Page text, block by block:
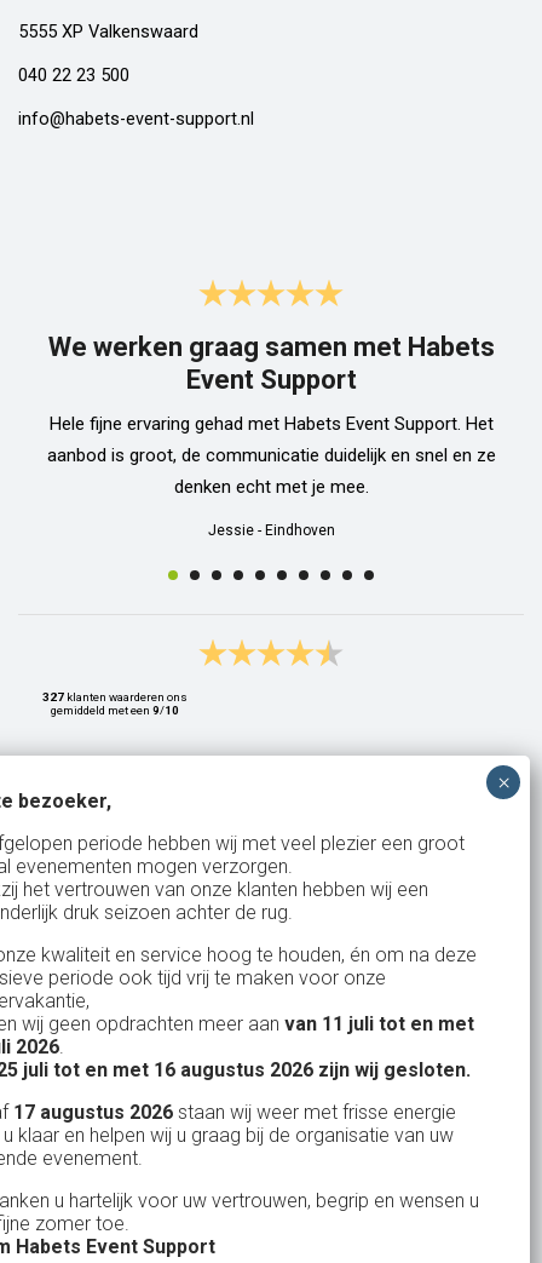
5555 XP Valkenswaard
040 22 23 500
info@habets-event-support.nl
We werken graag samen met Habets
Event Support
Hele fijne ervaring gehad met Habets Event Support. Het
aanbod is groot, de communicatie duidelijk en snel en ze
denken echt met je mee.
Jessie - Eindhoven
327 klanten waarderen ons
gemiddeld met een 9/10
Bank: NL15ABNA0561810710
KvK: 17167131
BTW: NL.1678.53.296.B01
Uw partner in:
Evenementen verhuur
Feestverhuur
Licht- en Geluidverhuur
Horeca verhuur
Partyverhuur
bezoeker,
periode hebben wij met veel plezier een groot
evenementen mogen verzorgen.
het vertrouwen van onze klanten hebben wij een
druk seizoen achter de rug.
kwaliteit en service hoog te houden, én om na deze
periode ook tijd vrij te maken voor onze
wij geen opdrachten meer aan van 11 juli tot en met
2026.
juli tot en met 16 augustus 2026 zijn wij gesloten.
17 augustus 2026 staan wij weer met frisse energie
klaar en helpen wij u graag bij de organisatie van uw
evenement.
u hartelijk voor uw vertrouwen, begrip en wensen u
zomer toe.
Habets Event Support